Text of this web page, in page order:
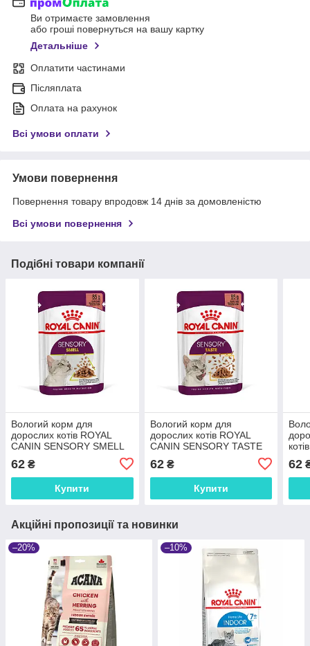
Ви отримаєте замовлення
або гроші повернуться на вашу картку
Детальніше
Оплатити частинами
Післяплата
Оплата на рахунок
Всі умови оплати
Умови повернення
Повернення товару впродовж 14 днів за домовленістю
Всі умови повернення
Подібні товари компанії
Вологий корм для
дорослих котів ROYAL
CANIN SENSORY SMELL
GRAVY 0.085 кг, cтимулює
нюхові рецептори, 0.085
кг
62 ₴
Купити
Вологий корм для
дорослих котів ROYAL
CANIN SENSORY TASTE
GRAVY 85 г, шматочки у
соусі, cтимулює смак,
0.085 кг
62₴
Купити
62
Акційні пропозиції та новинки
–20% –10%